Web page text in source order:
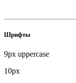
Шрифты
9px uppercase
10px